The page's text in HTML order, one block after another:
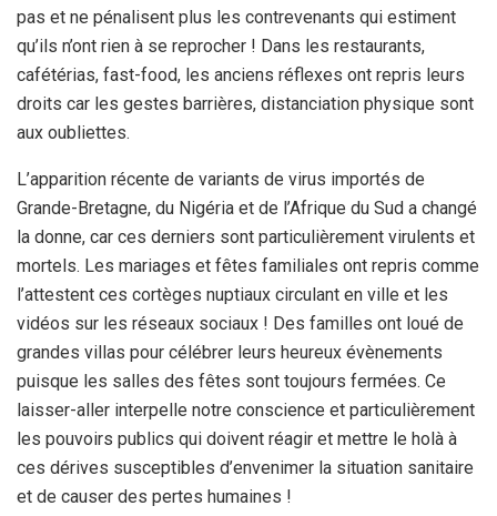
pas et ne pénalisent plus les contrevenants qui estiment
qu’ils n’ont rien à se reprocher ! Dans les restaurants,
cafétérias, fast-food, les anciens réflexes ont repris leurs
droits car les gestes barrières, distanciation physique sont
aux oubliettes.
L’apparition récente de variants de virus importés de
Grande-Bretagne, du Nigéria et de l’Afrique du Sud a changé
la donne, car ces derniers sont particulièrement virulents et
mortels. Les mariages et fêtes familiales ont repris comme
l’attestent ces cortèges nuptiaux circulant en ville et les
vidéos sur les réseaux sociaux ! Des familles ont loué de
grandes villas pour célébrer leurs heureux évènements
puisque les salles des fêtes sont toujours fermées. Ce
laisser-aller interpelle notre conscience et particulièrement
les pouvoirs publics qui doivent réagir et mettre le holà à
ces dérives susceptibles d’envenimer la situation sanitaire
et de causer des pertes humaines !